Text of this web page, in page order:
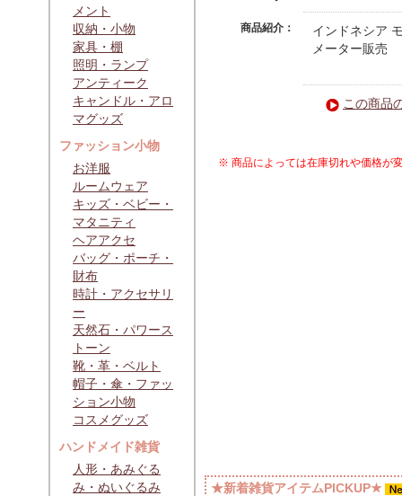
メント
収納・小物
家具・棚
照明・ランプ
アンティーク
キャンドル・アロ
マグッズ
ファッション小物
お洋服
ルームウェア
キッズ・ベビー・
マタニティ
ヘアアクセ
バッグ・ポーチ・
財布
時計・アクセサリ
ー
天然石・パワース
トーン
靴・革・ベルト
帽子・傘・ファッ
ション小物
コスメグッズ
ハンドメイド雑貨
人形・あみぐる
み・ぬいぐるみ
商品紹介：
インドネシア
メーター販売
この商品
※ 商品によっては在庫切れや価格が
★新着雑貨アイテムPICKUP★